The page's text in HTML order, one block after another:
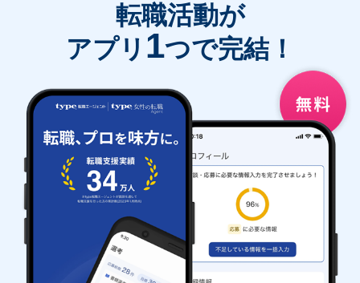
転職活動が
アプリ 1つで完結！